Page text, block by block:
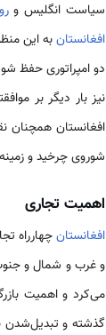
سیاست انگلیس و
افغانستانبه این
دو امپراتوری حفظ شود.
نیز بار دیگر بر
افغانستان همچنان
شوروی چرخید و
اهمیت تجاری
افغانستانچهارراه
و غرب و شمال و
می‌کرد و اهمیت
گذشته و تبدیل‌شدن